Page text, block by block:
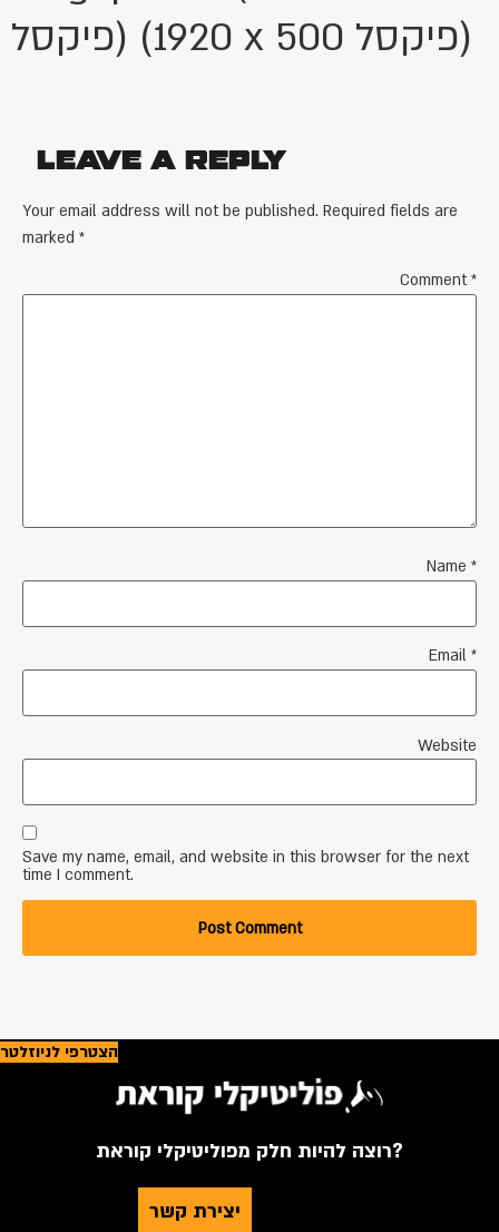
פיקסל) (1920 x 500 פיקסל)
Leave a Reply
Your email address will not be published. Required fields are
marked *
Comment*
Name *
Email *
Website
Save my name, email, and website in this browser for the next
time I comment.
הצטרפי לניוזלטר
רוצה להיות חלק מפוליטיקלי קוראת?
יצירת קשר